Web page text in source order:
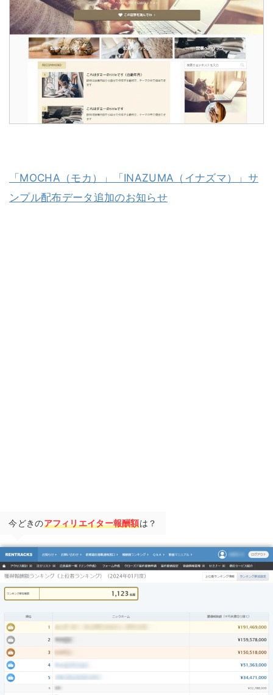
「MOCHA（モカ）」「INAZUMA（イナズマ）」サ
ンプル配布データ追加のお知らせ
今どきのアフィリエイター報酬額は？